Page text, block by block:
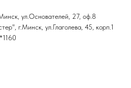
ул.Основателей, 27, оф.8
г.Минск, ул.Глаголева, 45, корп.1